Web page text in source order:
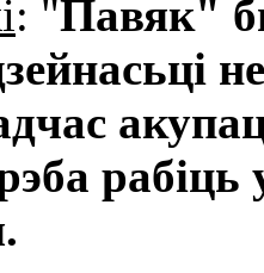
: "Павяк"
рабіць